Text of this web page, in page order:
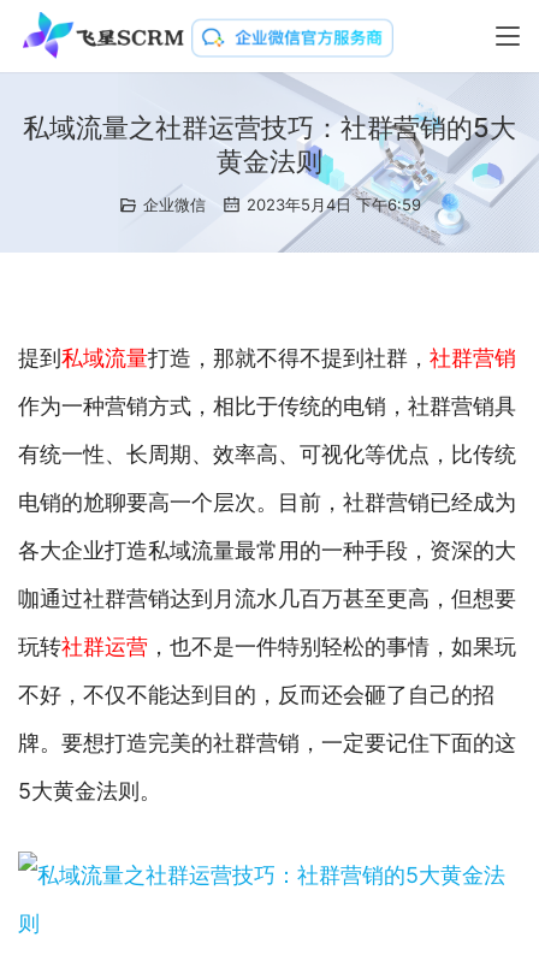
私域流量之社群运营技巧：社群营销的5大
黄金法则
企业微信 2023年5月4日 下午6:59
提到 私域流量打造，那就不得不提到社群， 社群营销
作为一种营销方式，相比于传统的电销，社群营销具
有统一性、长周期、效率高、可视化等优点，比传统
电销的尬聊要高一个层次。目前，社群营销已经成为
各大企业打造私域流量最常用的一种手段，资深的大
咖通过社群营销达到月流水几百万甚至更高，但想要
玩转社群运营 ，也不是一件特别轻松的事情，如果玩
不好，不仅不能达到目的，反而还会砸了自己的招
牌。要想打造完美的社群营销，一定要记住下面的这
5大黄金法则。